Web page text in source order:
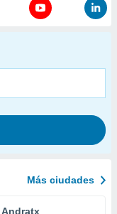
Más ciudades
Andratx